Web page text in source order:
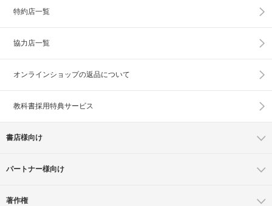
特約店一覧
協力店一覧
オンラインショップの返品について
教科書採用特典サービス
書店様向け
パートナー様向け
著作権